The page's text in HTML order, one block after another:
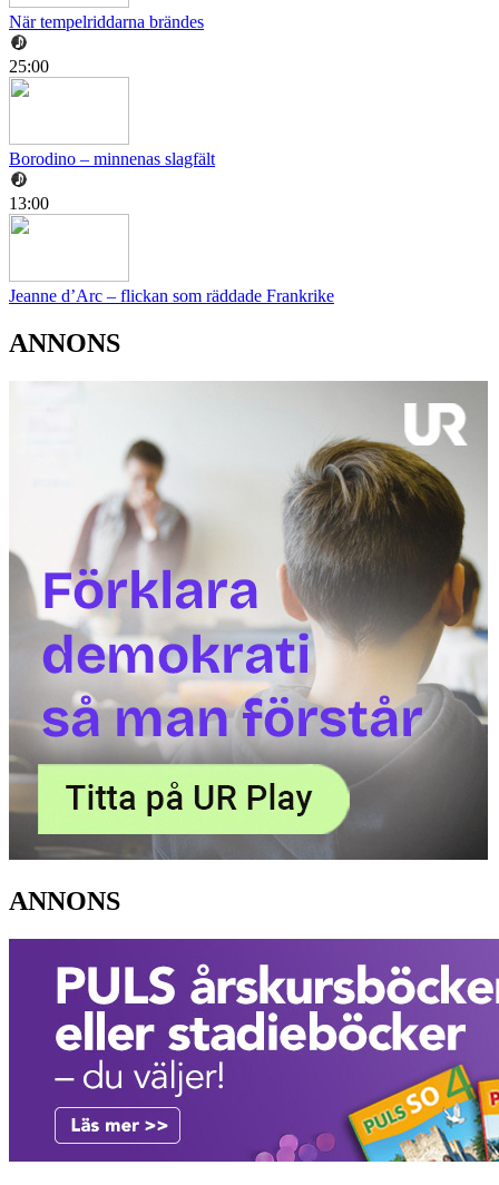
När tempelriddarna brändes
25:00
Borodino – minnenas slagfält
13:00
Jeanne d’Arc – flickan som räddade Frankrike
ANNONS
ANNONS